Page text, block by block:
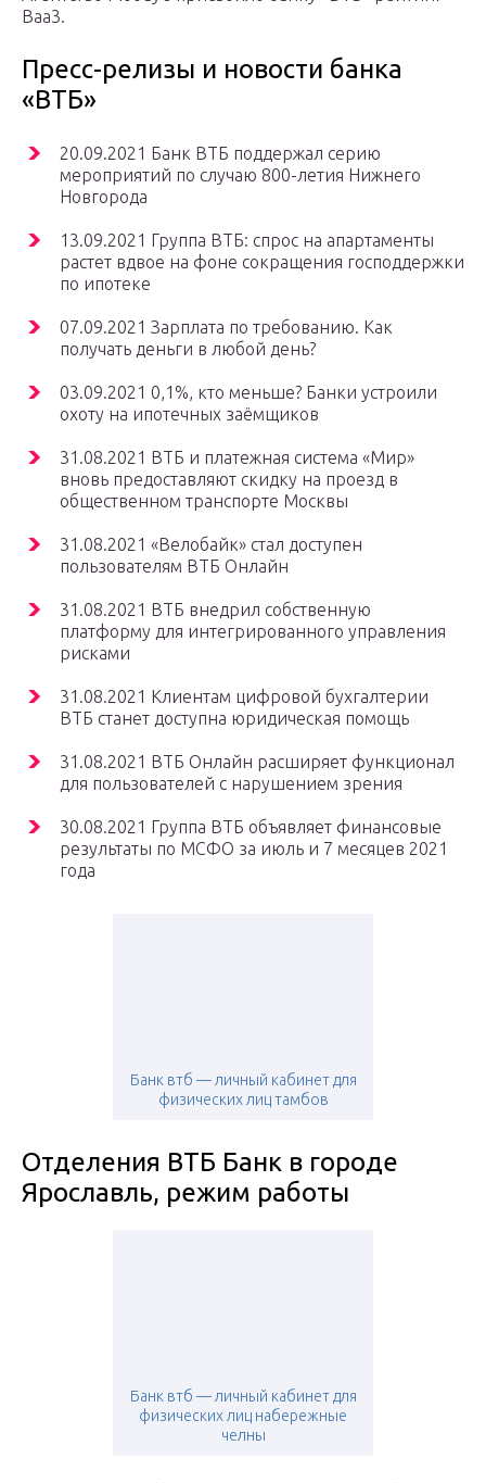
Baa3.
Пресс-релизы и новости банка
«ВТБ»
20.09.2021 Банк ВТБ поддержал серию
мероприятий по случаю 800-летия Нижнего
Новгорода
13.09.2021 Группа ВТБ: спрос на апартаменты
растет вдвое на фоне сокращения господдержки
по ипотеке
07.09.2021 Зарплата по требованию. Как
получать деньги в любой день?
03.09.2021 0,1%, кто меньше? Банки устроили
охоту на ипотечных заёмщиков
31.08.2021 ВТБ и платежная система «Мир»
вновь предоставляют скидку на проезд в
общественном транспорте Москвы
31.08.2021 «Велобайк» стал доступен
пользователям ВТБ Онлайн
31.08.2021 ВТБ внедрил собственную
платформу для интегрированного управления
рисками
31.08.2021 Клиентам цифровой бухгалтерии
ВТБ станет доступна юридическая помощь
31.08.2021 ВТБ Онлайн расширяет функционал
для пользователей с нарушением зрения
30.08.2021 Группа ВТБ объявляет финансовые
результаты по МСФО за июль и 7 месяцев 2021
года
Банк втб — личный кабинет для
физических лиц тамбов
Отделения ВТБ Банк в городе
Ярославль, режим работы
Банк втб — личный кабинет для
физических лиц набережные
челны